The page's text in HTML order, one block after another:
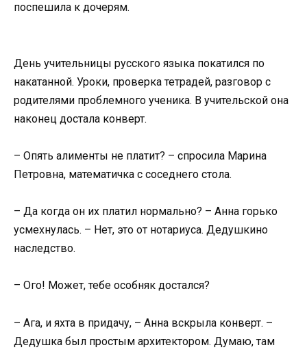
поспешила к дочерям.
День учительницы русского языка покатился по
накатанной. Уроки, проверка тетрадей, разговор с
родителями проблемного ученика. В учительской она
наконец достала конверт.
– Опять алименты не платит? – спросила Марина
Петровна, математичка с соседнего стола.
– Да когда он их платил нормально? – Анна горько
усмехнулась. – Нет, это от нотариуса. Дедушкино
наследство.
– Ого! Может, тебе особняк достался?
– Ага, и яхта в придачу, – Анна вскрыла конверт. –
Дедушка был простым архитектором. Думаю, там